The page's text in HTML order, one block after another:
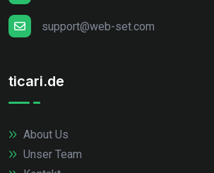
support@web-set.com
ticari.de
About Us
Unser Team